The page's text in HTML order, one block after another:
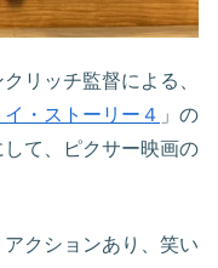
リッチ監督による、
イ・ストーリー４ 」の
て、ピクサー映画の
クションあり、笑い